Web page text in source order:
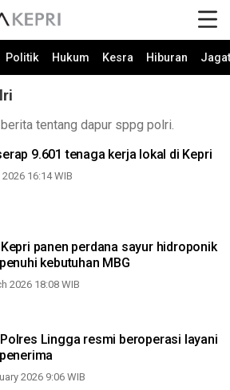
Politik Hukum Kesra Hiburan Jagat
tentang dapur sppg polri.
9.601 tenaga kerja lokal di Kepri
16:14 WIB
panen perdana sayur hidroponik
kebutuhan MBG
2026 18:08 WIB
Polres Lingga resmi beroperasi layani
2026 9:06 WIB